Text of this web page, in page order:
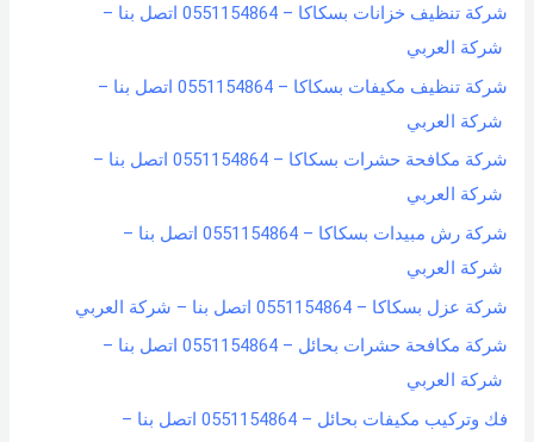
شركة تنظيف خزانات بسكاكا – 0551154864 اتصل بنا –
شركة العربي
شركة تنظيف مكيفات بسكاكا – 0551154864 اتصل بنا –
شركة العربي
شركة مكافحة حشرات بسكاكا – 0551154864 اتصل بنا –
شركة العربي
شركة رش مبيدات بسكاكا – 0551154864 اتصل بنا –
شركة العربي
شركة عزل بسكاكا – 0551154864 اتصل بنا – شركة العربي
شركة مكافحة حشرات بحائل – 0551154864 اتصل بنا –
شركة العربي
فك وتركيب مكيفات بحائل – 0551154864 اتصل بنا –